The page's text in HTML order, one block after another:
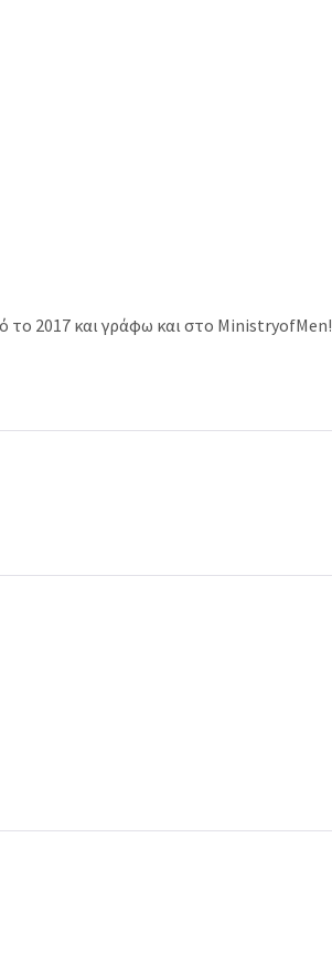
2017 και γράφω και στο MinistryofMen!